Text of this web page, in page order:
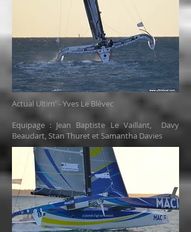
Actual Ultim' - Yves Le Blévec
Equipage : Jean Baptiste Le Vaillant, Davy
Beaudart, Stan Thuret et Samantha Davies